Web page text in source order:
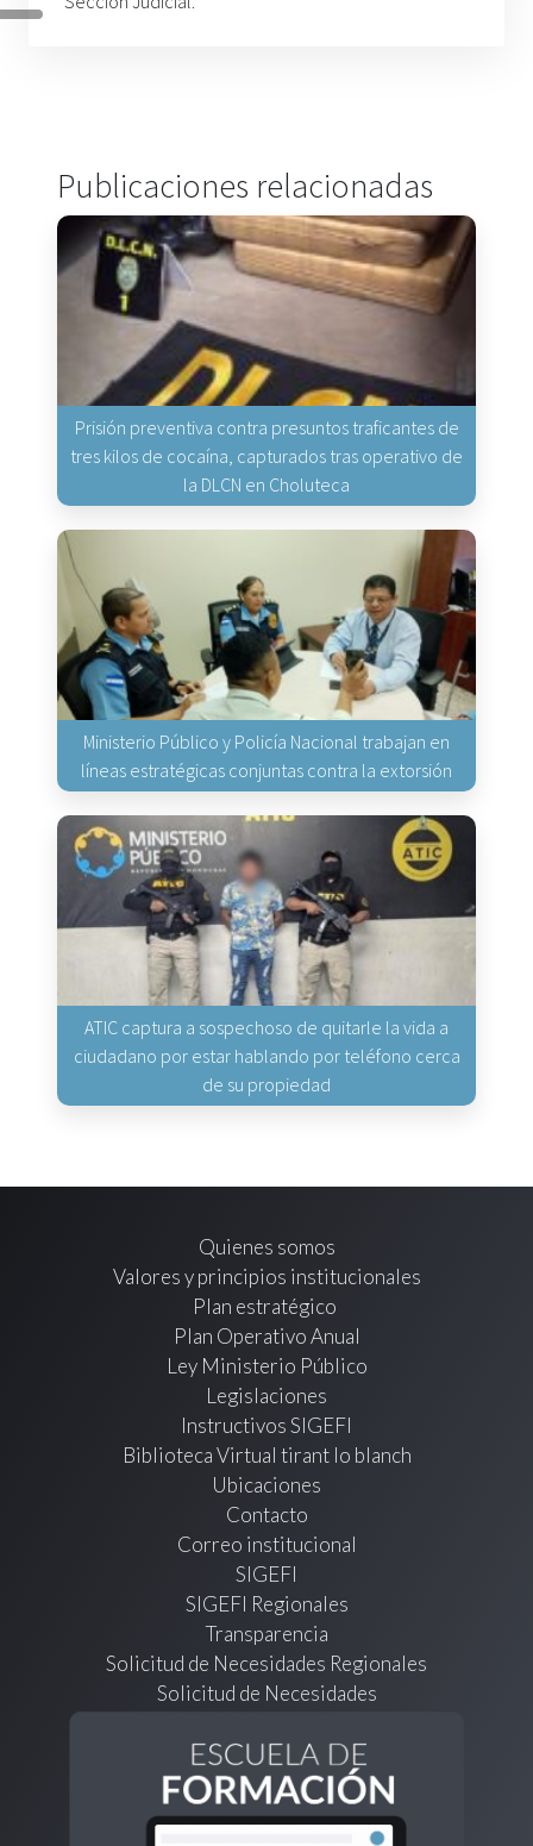
Publicaciones relacionadas
Prisión preventiva contra presuntos traficantes de
tres kilos de cocaína, capturados tras operativo de
la DLCN en Choluteca
Ministerio Público y Policía Nacional trabajan en
líneas estratégicas conjuntas contra la extorsión
ATIC captura a sospechoso de quitarle la vida a
ciudadano por estar hablando por teléfono cerca
de su propiedad
Quienes somos
Valores y principios institucionales
Plan estratégico
Plan Operativo Anual
Ley Ministerio Público
Legislaciones
Instructivos SIGEFI
Biblioteca Virtual tirant lo blanch
Ubicaciones
Contacto
Correo institucional
SIGEFI
SIGEFI Regionales
Transparencia
Solicitud de Necesidades Regionales
Solicitud de Necesidades